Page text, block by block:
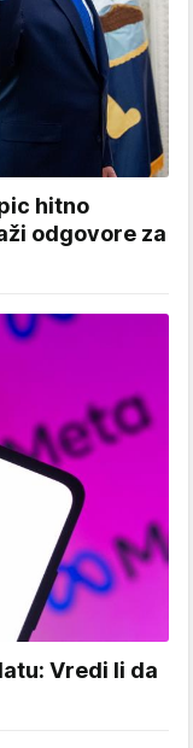
hitno
odgovore za
Vredi li da